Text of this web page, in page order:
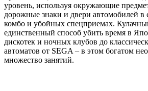
уровень, используя окружающие
дорожные знаки и двери автомобилей в
комбо и убойных спецприемах.
единственный способ убить время в
дискотек и ночных клубов до
автоматов от SEGA – в этом богатом
множество занятий.